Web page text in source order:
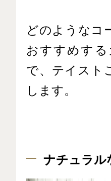
どのようなコ
おすすめす
で、テイスト
します。
ナチュラル